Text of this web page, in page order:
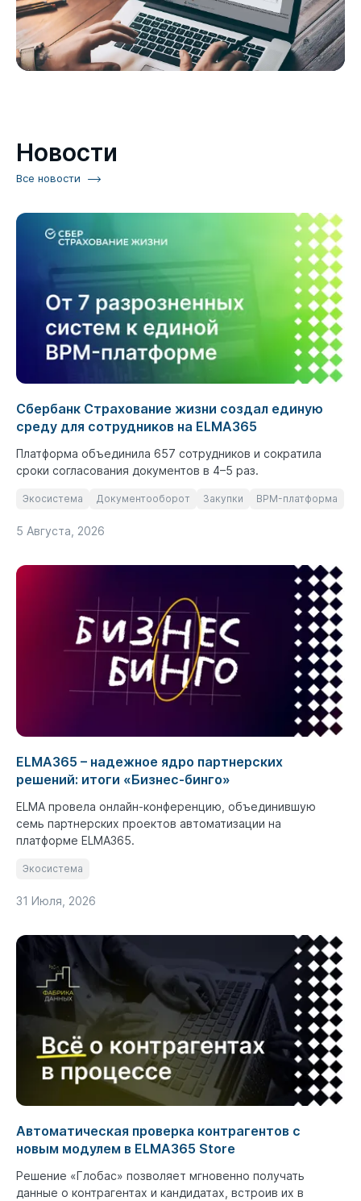
Новости
Все новости
Сбербанк Страхование жизни создал единую
среду для сотрудников на ELMA365
Платформа объединила 657 сотрудников и сократила
сроки согласования документов в 4–5 раз.
Экосистема Документооборот Закупки BPM-платформа
5 Августа, 2026
ELMA365 – надежное ядро партнерских
решений: итоги «Бизнес-бинго»
ELMA провела онлайн-конференцию, объединившую
семь партнерских проектов автоматизации на
платформе ELMA365.
Экосистема
31 Июля, 2026
Автоматическая проверка контрагентов с
новым модулем в ELMA365 Store
Решение «Глобас» позволяет мгновенно получать
данные о контрагентах и кандидатах, встроив их в